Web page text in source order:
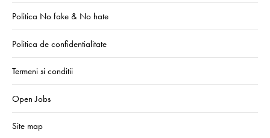
Politica No fake & No hate
Politica de confidentialitate
Termeni si conditii
Open Jobs
Site map